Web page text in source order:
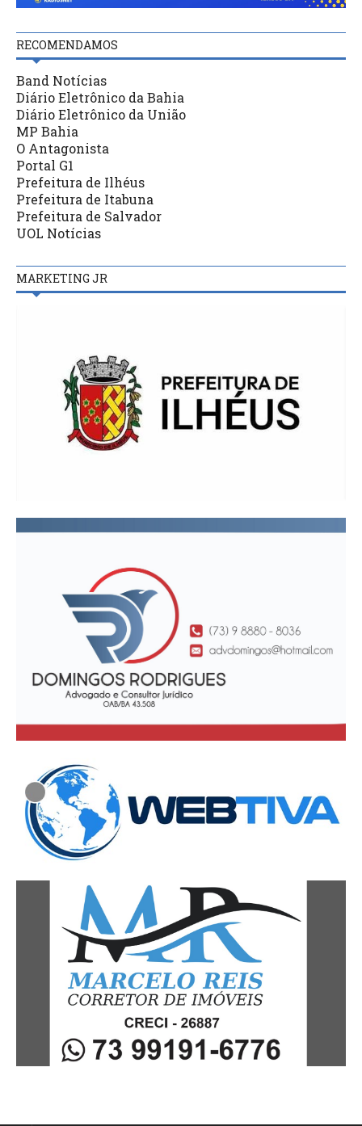
RECOMENDAMOS
Band Notícias
Diário Eletrônico da Bahia
Diário Eletrônico da União
MP Bahia
O Antagonista
Portal G1
Prefeitura de Ilhéus
Prefeitura de Itabuna
Prefeitura de Salvador
UOL Notícias
MARKETING JR